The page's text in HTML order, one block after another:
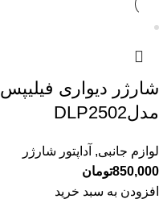
شارژر دیواری فیلیپس
مدلDLP2502
لوازم جانبی, آداپتور شارژر
850,000تومان
افزودن به سبد خرید